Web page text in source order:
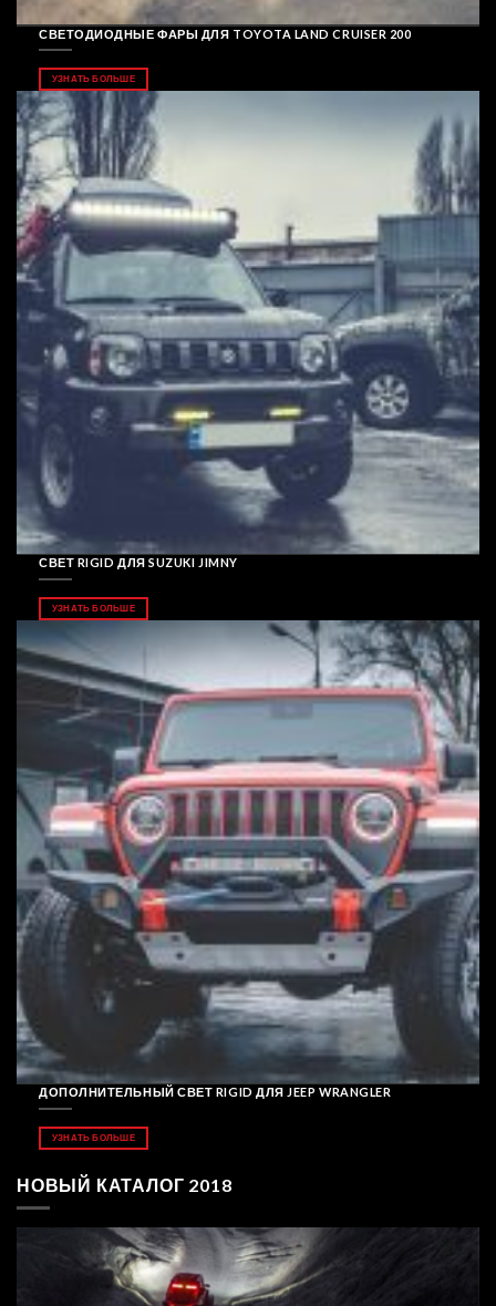
СВЕТОДИОДНЫЕ ФАРЫ ДЛЯ TOYOTA LAND CRUISER 200
УЗНАТЬ БОЛЬШЕ
СВЕТ RIGID ДЛЯ SUZUKI JIMNY
УЗНАТЬ БОЛЬШЕ
ДОПОЛНИТЕЛЬНЫЙ СВЕТ RIGID ДЛЯ JEEP WRANGLER
УЗНАТЬ БОЛЬШЕ
НОВЫЙ КАТАЛОГ 2018